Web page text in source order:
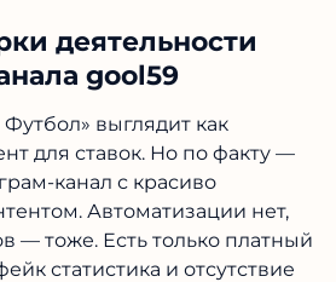
деятельности
gool59
выглядит как
для ставок. Но по факту —
канал с красиво
Автоматизации нет,
— тоже. Есть только платный
статистика и отсутствие